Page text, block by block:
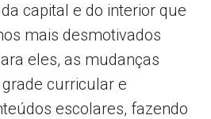
capital e do interior que
mais desmotivados
eles, as mudanças
curricular e
escolares, fazendo